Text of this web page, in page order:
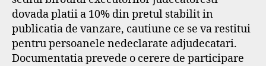
dovada platii a 10% din pretul stabilit in
publicatia de vanzare, cautiune ce se va restitui
pentru persoanele nedeclarate adjudecatari.
Documentatia prevede o cerere de participare